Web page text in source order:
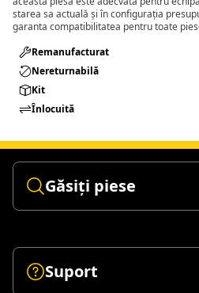
starea sa actuală și în configurația
garanta compatibilitatea pentru toate
Remanufacturat​
Nereturnabilă
Kit
Înlocuită
Găsiți piese
Suport